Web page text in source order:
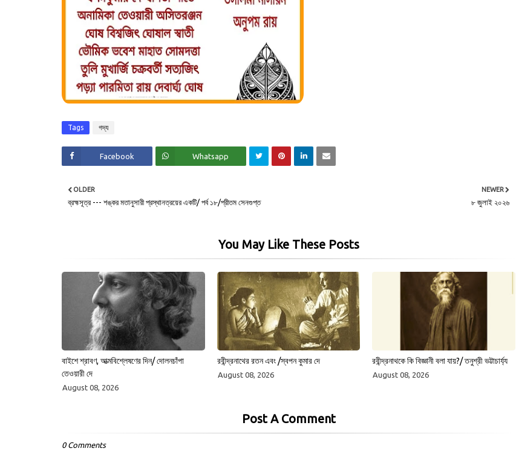
Tags গদ্য
Facebook Whatsapp
NEWER
৮ জুলাই ২০২৬
OLDER
ব্রহ্মসূত্র --- শঙ্কর মতানুসারী প্রস্থানত্রয়ের একটি/ পর্ব ১৮/প্রীতম সেনগুপ্ত
You May Like These Posts
বাইশে শ্রাবণ, আত্মবিশ্লেষণের দিন/ দোলনচাঁপা
তেওয়ারী দে
August 08, 2026
রবীন্দ্রনাথের রতন এবং /স্বপন কুমার দে
August 08, 2026
রবীন্দ্রনাথকে কি বিজ্ঞানী বলা যায়?/ তনুশ্রী ভট্টাচার্য্য
August 08, 2026
Post A Comment
0 Comments